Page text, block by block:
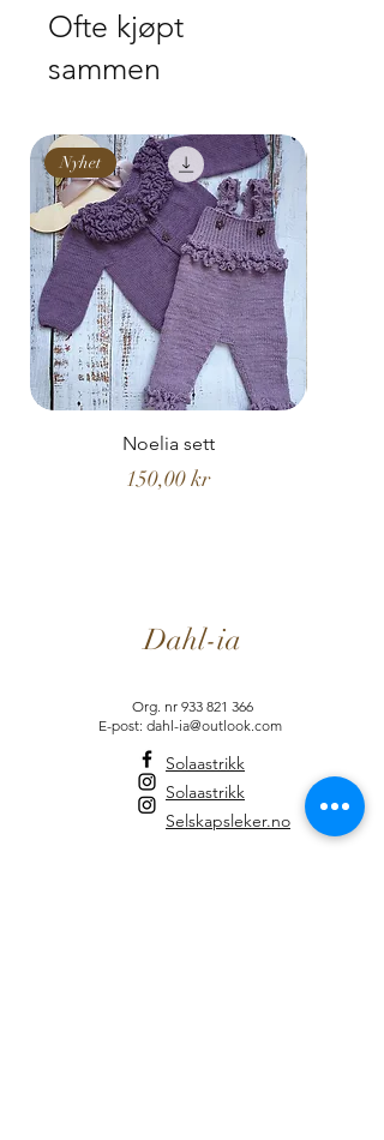
NB! Kan ikke endres.
Ofte kjøpt
sammen
Nyhet
Noelia sett
Pris
150,00 kr
Dahl-ia
Org. nr 933 821 366
E-post: dahl-ia@outlook.com
Solaastrikk
Solaastrikk
Selskapsleker.no